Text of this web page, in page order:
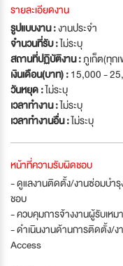
รายละเอียดงาน
รูปแบบงาน :งานประจำ
จำนวนที่รับ :ไม่ระบุ
สถานที่ปฏิบัติงาน :ภูเก็ต(ทุก
เงินเดือน(บาท) :15,000 -
วันหยุด :ไม่ระบุ
เวลาทำงาน :ไม่ระบุ
เวลาทำงานอื่น :ไม่ระบุ
หน้าที่ความรับผิดชอบ
- ดูแลงานติดตั้ง/งานซ่อมบำ
ชอบ
- ควบคุมการจ้างงานผู้รับเห
- ดำเนินงานด้านการติดตั้ง/ง
Access